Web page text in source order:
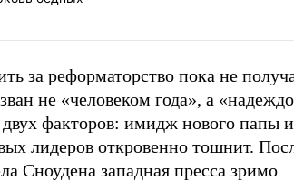
за реформаторство пока не
не «человеком года», а
двух факторов: имидж нового папы
лидеров откровенно тошнит.
Сноудена западная пресса зримо